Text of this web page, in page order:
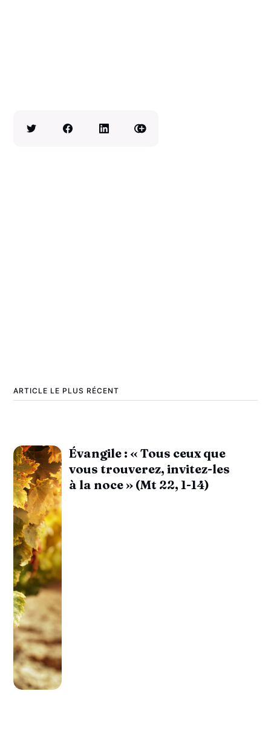
ARTICLE LE PLUS RÉCENT
Évangile : « Tous ceux que
vous trouverez, invitez-les
à la noce » (Mt 22, 1-14)